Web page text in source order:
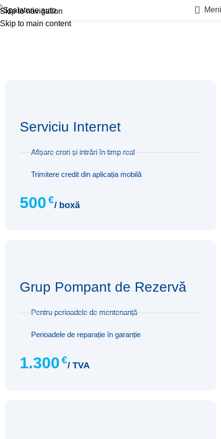
Skip to navigation
Skip to main content
Serviciu Internet
Afișare erori și intrări în timp real
Trimitere credit din aplicația mobilă
500 €/ boxă
Grup Pompant de Rezervă
Pentru perioadele de mentenanță
Perioadele de reparație în garanție
1.300 €/ TVA